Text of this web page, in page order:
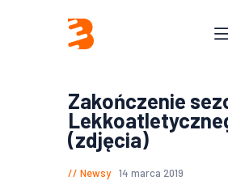
Zakończenie
(zdjęcia)
Newsy 14 marca 2019